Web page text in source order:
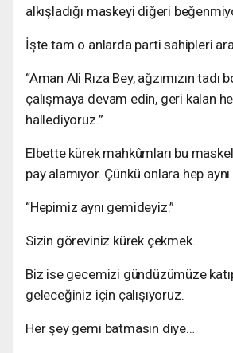
alkışladığı maskeyi diğeri
İşte tam o anlarda parti sahipleri
“Aman Ali Rıza Bey, ağzımızın tadı
çalışmaya devam edin, geri kalan
hallediyoruz.”
Elbette kürek mahkûmları bu
pay alamıyor. Çünkü onlara hep
“Hepimiz aynı gemideyiz.”
Sizin göreviniz kürek çekmek.
Biz ise gecemizi gündüzümüze
geleceğiniz için çalışıyoruz.
Her şey gemi batmasın diye…